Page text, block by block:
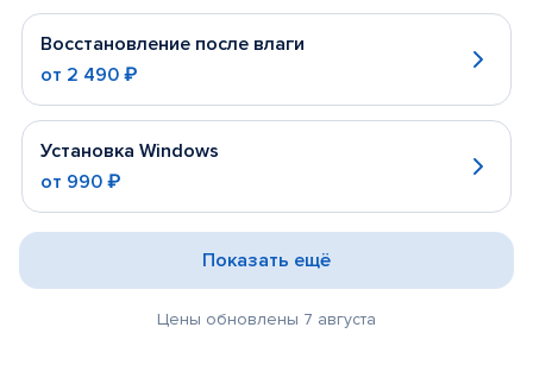
Восстановление после влаги
от 2 490 ₽
Установка Windows
от 990 ₽
Цены обновлены 7 августа
Показать ещё